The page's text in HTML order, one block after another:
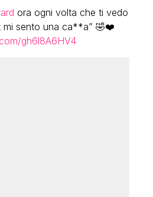
ora ogni volta che ti vedo
mi sento una ca**a” 🤣❤️
gh6l8A6HV4